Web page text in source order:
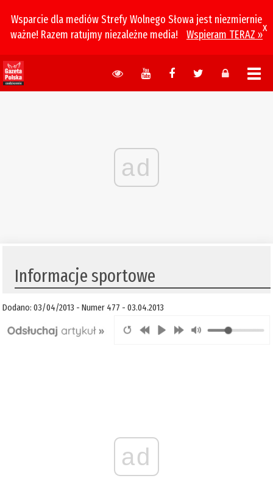
Wsparcie dla mediów Strefy Wolnego Słowa jest niezmiernie
ważne! Razem ratujmy niezależne media!
Wspieram TERAZ »
x
ad
Informacje sportowe
Dodano: 03/04/2013 - Numer 477 - 03.04.2013
ad